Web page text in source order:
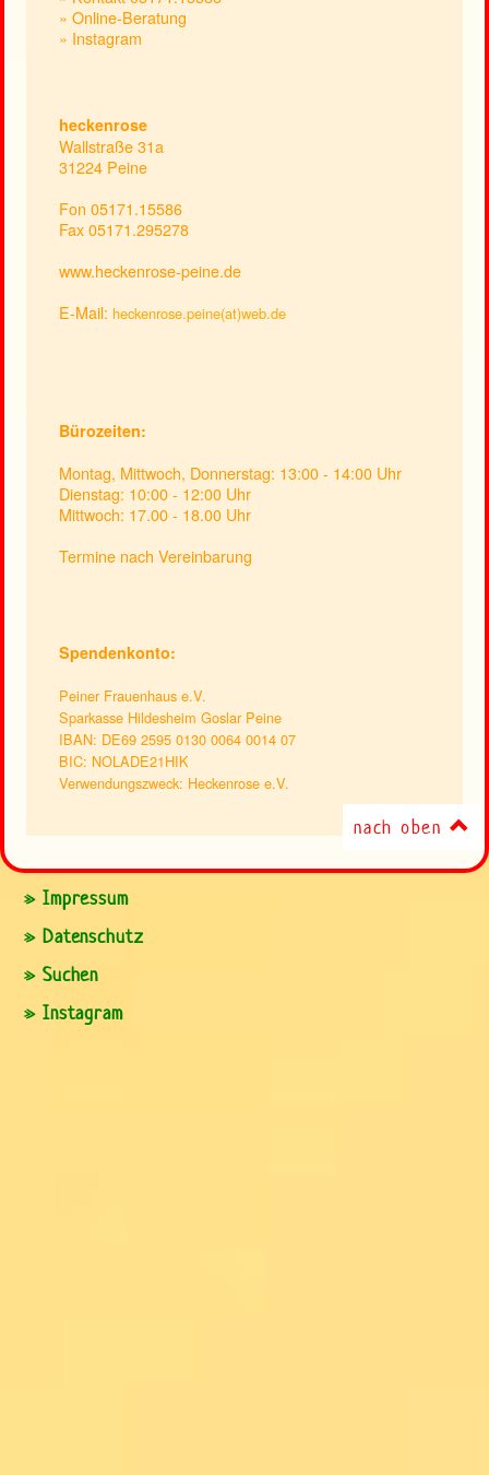
» Online-Beratung
» Instagram
heckenrose
Wallstraße 31a
31224 Peine
Fon 05171.15586
Fax 05171.295278
www.heckenrose-peine.de
E-Mail: heckenrose.peine(at)web.de
Bürozeiten:
Montag, Mittwoch, Donnerstag: 13:00 - 14:00 Uhr
Dienstag: 10:00 - 12:00 Uhr
Mittwoch: 17.00 - 18.00 Uhr
Termine nach Vereinbarung
Spendenkonto:
Peiner Frauenhaus e.V.
Sparkasse Hildesheim Goslar Peine
IBAN: DE69 2595 0130 0064 0014 07
BIC: NOLADE21HIK
Verwendungszweck: Heckenrose e.V.
nach oben
» Impressum
» Datenschutz
» Suchen
» Instagram